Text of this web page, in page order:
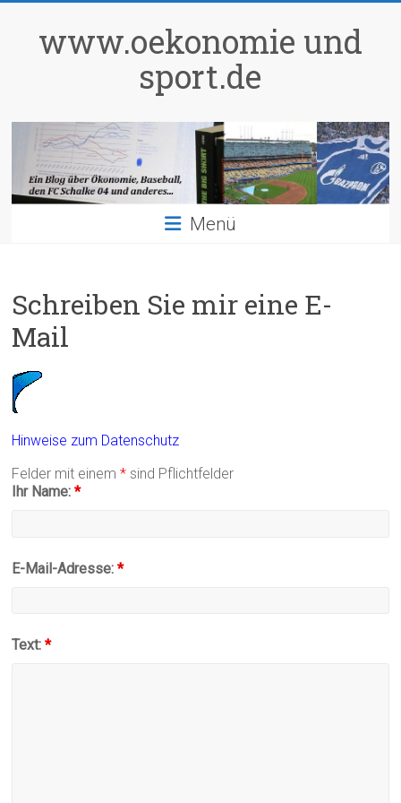
springenwww.oekonomie und
sport.de
Menü
Schreiben Sie mir eine E-
Mail
Hinweise zum Datenschutz
Felder mit einem* sind Pflichtfelder
Ihr Name:*
E-Mail-Adresse:*
Text:*